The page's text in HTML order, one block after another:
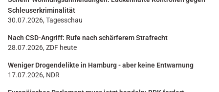
Schleuserkriminalität
30.07.2026, Tagesschau
Nach CSD-Angriff: Rufe nach schärferem Strafrecht
28.07.2026, ZDF heute
Weniger Drogendelikte in Hamburg - aber keine Entwarnung
17.07.2026, NDR